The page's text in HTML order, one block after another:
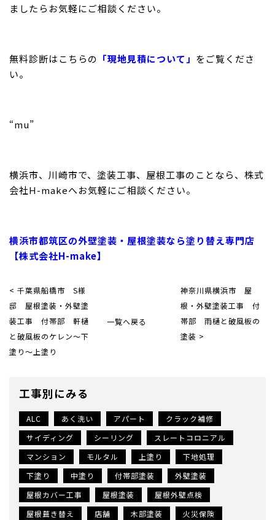
ましたらお気軽にご相談ください。
無料診断はこちらの 「現地見積について」 をご覧くださ
い。
“mu”
横浜市、川崎市で、塗装工事、屋根工事のことなら、株式
会社H-makeへお気軽にご相談ください。
横浜市都筑区の外壁塗装・屋根塗装なら塗り替え専門店
【株式会社H-make】
< 千葉県船橋市 S様
邸 屋根塗装・外壁塗
装工事 付帯部 軒樋
と破風板のケレン〜下
塗り〜上塗り
神奈川県横浜市 屋
根・外壁塗装工事 付
帯部 雨樋と破風板の
塗装 >
一覧へ戻る
工事別にみる
ALC あく洗い アパート
クラック補修
サイディング
シーリング
スレートコロニアル
マンション
モルタル 上塗り
下地処理
下塗り
中塗り 付帯部塗装
外壁塗装
屋根カバー工事
屋根塗装
屋根外壁点検
屋根葺き替え
店舗 木部塗装
火災保険